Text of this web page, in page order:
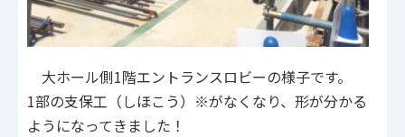
大ホール側1階エントランスロビーの様子です。
1部の支保工（しほこう）※がなくなり、形が分かる
ようになってきました！